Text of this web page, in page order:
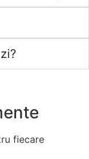
fiecare